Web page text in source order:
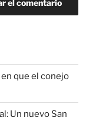
que el conejo
Un nuevo San